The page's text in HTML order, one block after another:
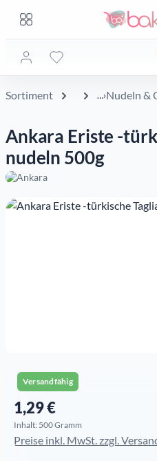
Zum Hauptinhalt springen
Sortiment Nudeln &
Ankara Eriste -
nudeln 500g
Bildergalerie überspringen
Versandfähig
Regulärer Preis:
1,29 €
Inhalt: 500 Gramm
Preise inkl. MwSt. zzgl.